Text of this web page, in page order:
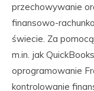
przechowywanie
finansowo-
świecie. Za
m.in. jak
oprogramowanie
kontrolowanie